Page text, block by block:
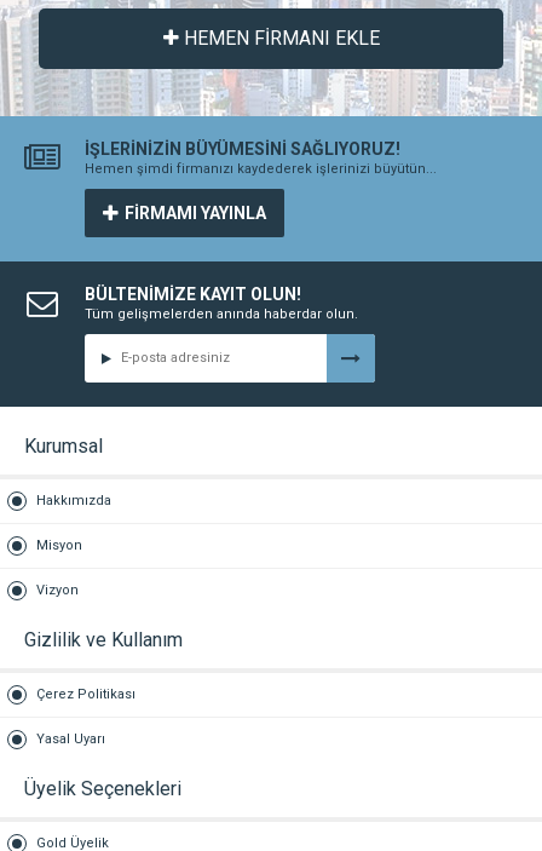
HEMEN FİRMANI EKLE
İŞLERİNİZİN BÜYÜMESİNİ SAĞLIYORUZ!
Hemen şimdi firmanızı kaydederek işlerinizi büyütün...
FİRMAMI YAYINLA
BÜLTENİMİZE KAYIT OLUN!
Tüm gelişmelerden anında haberdar olun.
Kurumsal
Hakkımızda
Misyon
Vizyon
Gizlilik ve Kullanım
Çerez Politikası
Yasal Uyarı
Üyelik Seçenekleri
Gold Üyelik